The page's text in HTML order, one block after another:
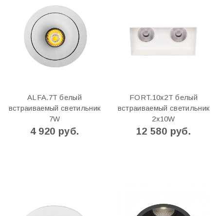
ALFA.7T белый
встраиваемый светильник
7W
4 920 руб.
FORT.10x2Т белый
встраиваемый светильник
2x10W
12 580 руб.